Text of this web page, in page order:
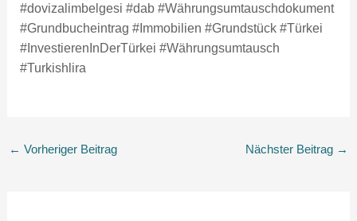
#dovizalimbelgesi #dab #Währungsumtauschdokument
#Grundbucheintrag #Immobilien #Grundstück #Türkei
#InvestierenInDerTürkei #Währungsumtausch
#Turkishlira
← Vorheriger Beitrag Nächster Beitrag →